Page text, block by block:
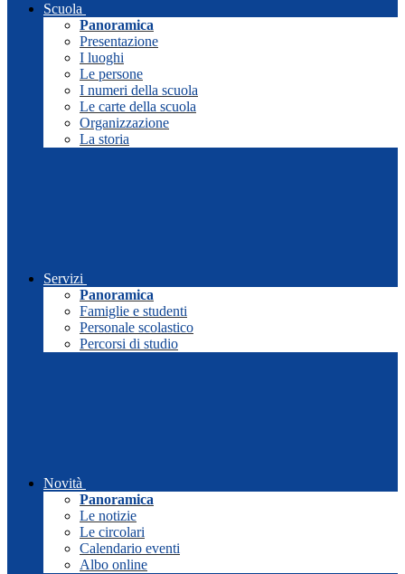
Scuola
Panoramica
Presentazione
I luoghi
Le persone
I numeri della scuola
Le carte della scuola
Organizzazione
La storia
Servizi
Panoramica
Famiglie e studenti
Personale scolastico
Percorsi di studio
Novità
Panoramica
Le notizie
Le circolari
Calendario eventi
Albo online